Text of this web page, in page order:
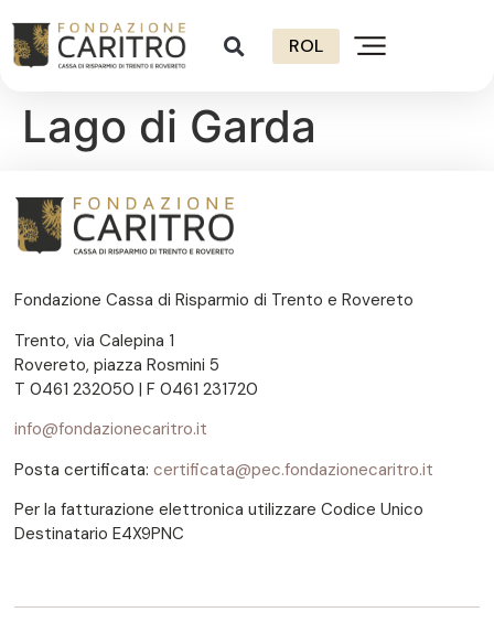
ROL
Lago di Garda
Fondazione Cassa di Risparmio di Trento e Rovereto
Trento, via Calepina 1
Rovereto, piazza Rosmini 5
T 0461 232050 | F 0461 231720
info@fondazionecaritro.it
Posta certificata: certificata@pec.fondazionecaritro.it
Per la fatturazione elettronica utilizzare Codice Unico
Destinatario E4X9PNC